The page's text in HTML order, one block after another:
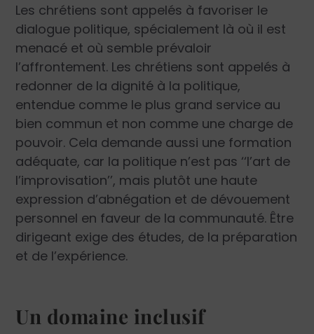
Les chrétiens sont appelés à favoriser le
dialogue politique, spécialement là où il est
menacé et où semble prévaloir
l’affrontement. Les chrétiens sont appelés à
redonner de la dignité à la politique,
entendue comme le plus grand service au
bien commun et non comme une charge de
pouvoir. Cela demande aussi une formation
adéquate, car la politique n’est pas ‘‘l’art de
l’improvisation’’, mais plutôt une haute
expression d’abnégation et de dévouement
personnel en faveur de la communauté. Être
dirigeant exige des études, de la préparation
et de l’expérience.
Un domaine inclusif